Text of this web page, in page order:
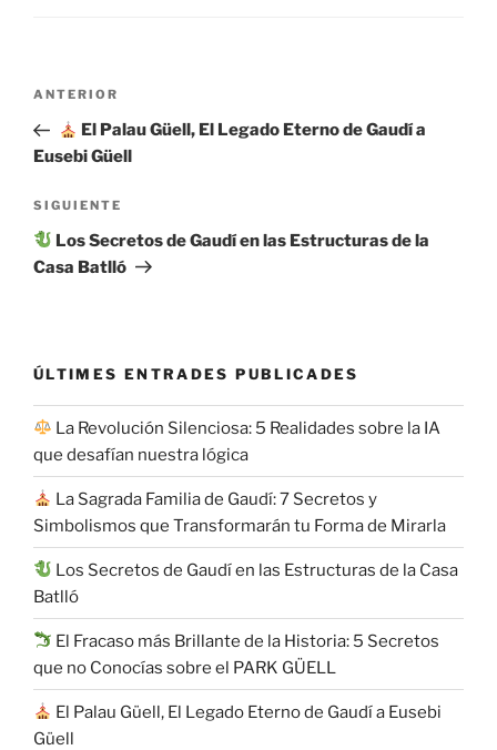
Navegación
entradas
Entrada
anterior:
ANTERIOR
El Palau Güell, El Legado Eterno de Gaudí a
Eusebi Güell
Siguiente
entrada
SIGUIENTE
Los Secretos de Gaudí en las Estructuras de la
Casa Batlló
ÚLTIMES ENTRADES PUBLICADES
La Revolución Silenciosa: 5 Realidades sobre la IA
que desafían nuestra lógica
La Sagrada Familia de Gaudí: 7 Secretos y
Simbolismos que Transformarán tu Forma de Mirarla
Los Secretos de Gaudí en las Estructuras de la Casa
Batlló
El Fracaso más Brillante de la Historia: 5 Secretos
que no Conocías sobre el PARK GÜELL
El Palau Güell, El Legado Eterno de Gaudí a Eusebi
Güell